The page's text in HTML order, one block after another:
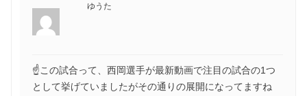
ゆうた
☝️この試合って、西岡選手が最新動画で注目の試合の1つ
として挙げていましたがその通りの展開になってますね